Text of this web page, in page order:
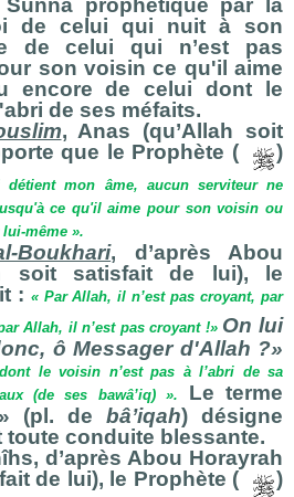
prophétique par la
de celui qui nuit à son
de celui qui n’est pas
son voisin ce qu'il aime
encore de celui dont le
de ses méfaits.
, Anas (qu’Allah soit
que le Prophète (
)
mon âme, aucun serviteur ne
ce qu'il aime pour son voisin ou
même ».
Boukhari, d’après Abou
soit satisfait de lui), le
: « Par Allah, il n’est pas croyant, par
Allah, il n’est pas croyant !» On lui
ô Messager d'Allah ?»
le voisin n’est pas à l’abri de sa
(de ses bawâ’iq) ».
Le terme
» (pl. de bâʼiqah) désigne
toute conduite blessante.
d’après Abou Horayrah
de lui), le Prophète (
)